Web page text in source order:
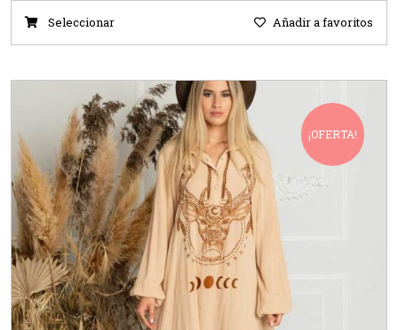
Seleccionar Añadir a favoritos
¡OFERTA!